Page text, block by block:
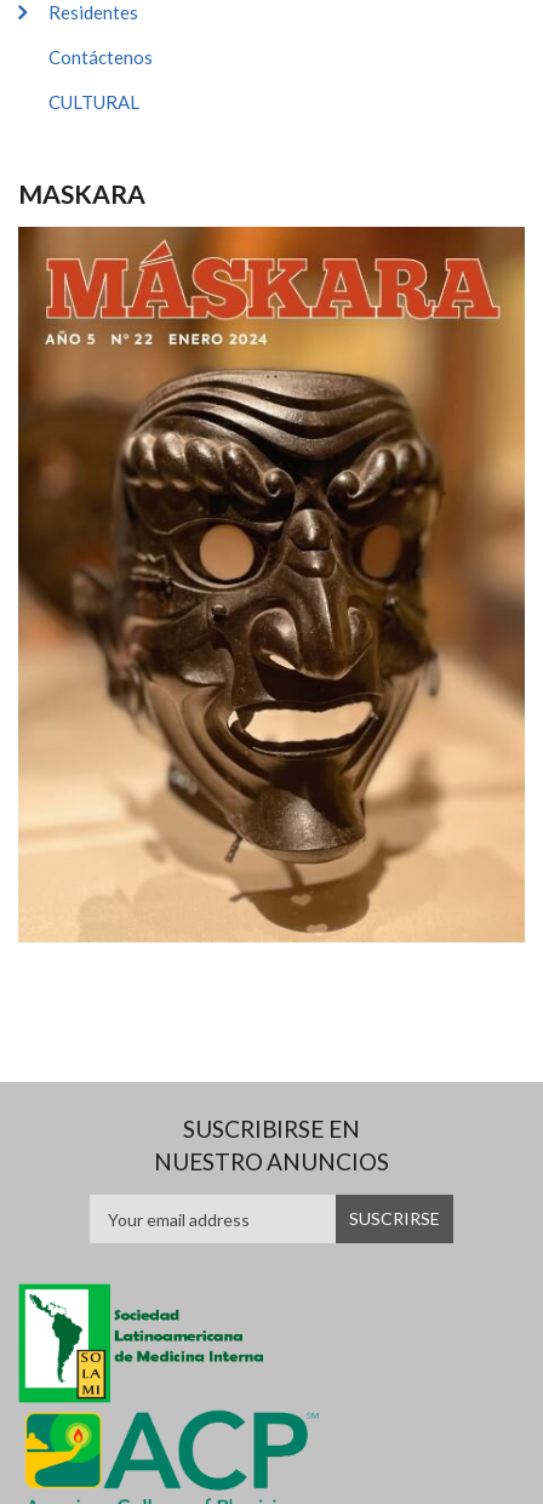
Residentes
Contáctenos
CULTURAL
MASKARA
SUSCRIBIRSE EN
NUESTRO ANUNCIOS